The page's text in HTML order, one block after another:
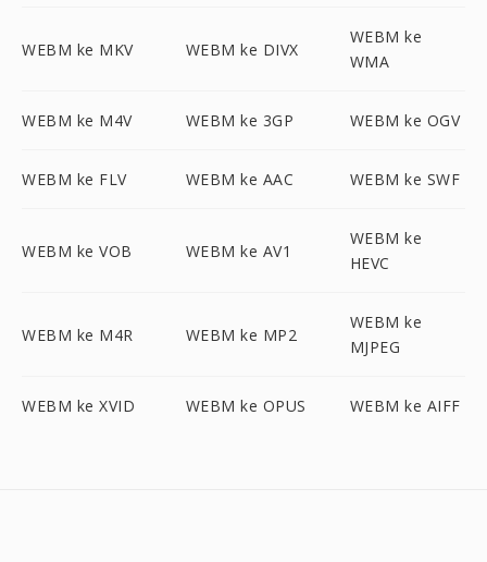
WEBM ke MKV WEBM ke DIVX
WEBM ke
WMA
WEBM ke M4V WEBM ke 3GP WEBM ke OGV
WEBM ke FLV WEBM ke AAC WEBM ke SWF
WEBM ke VOB WEBM ke AV1
WEBM ke
HEVC
WEBM ke M4R WEBM ke MP2
WEBM ke
MJPEG
WEBM ke XVID WEBM ke OPUS WEBM ke AIFF